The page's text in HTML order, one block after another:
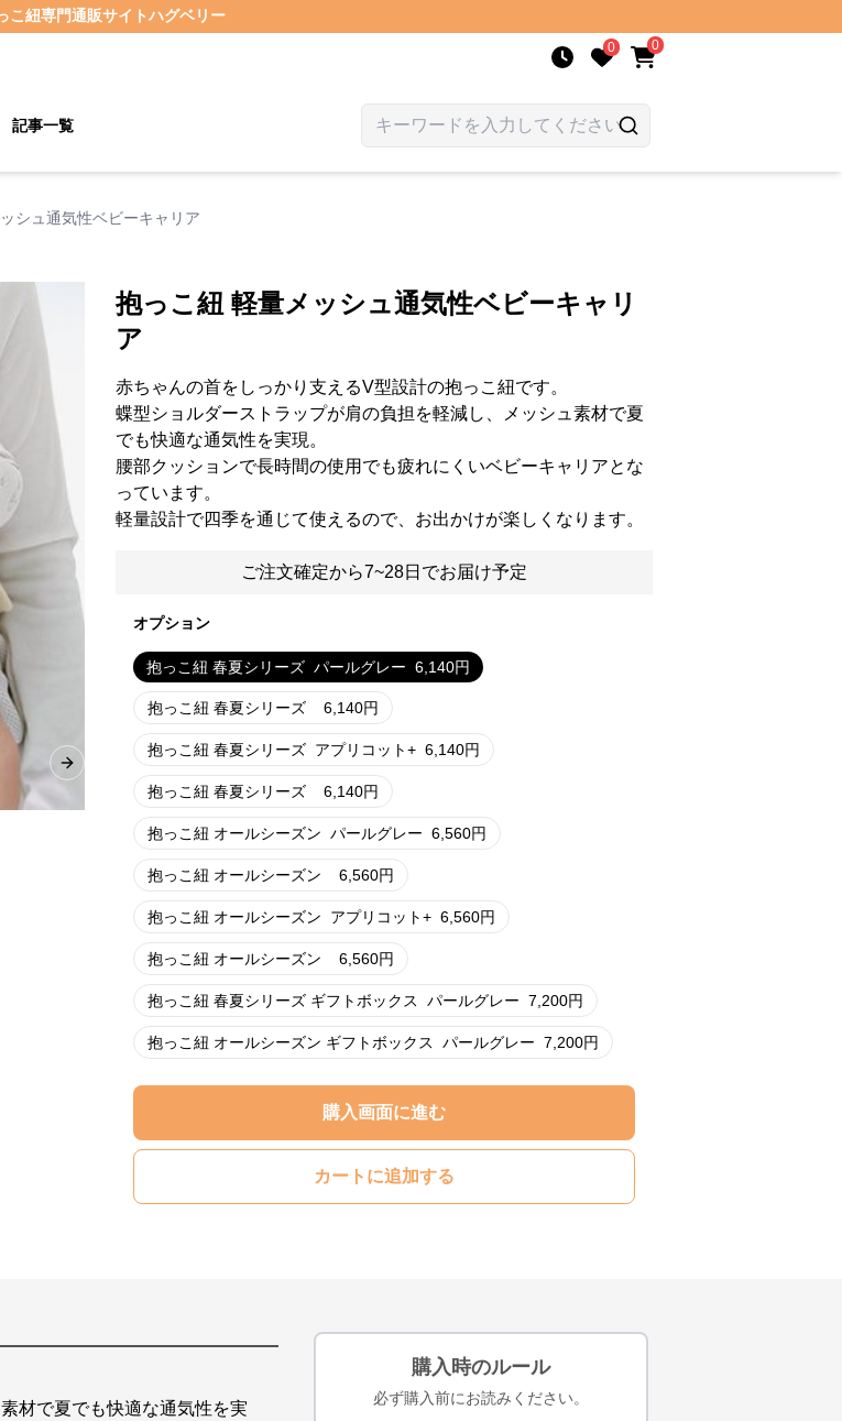
こ紐専門通販サイトハグベリー
0 0
記事一覧
シュ通気性ベビーキャリア
Next slide
抱っこ紐 軽量メッシュ通気性ベビーキャリ
ア
赤ちゃんの首をしっかり支えるV型設計の抱っこ紐です。
蝶型ショルダーストラップが肩の負担を軽減し、メッシュ素材で夏
でも快適な通気性を実現。
腰部クッションで長時間の使用でも疲れにくいベビーキャリアとな
っています。
軽量設計で四季を通じて使えるので、お出かけが楽しくなります。
ご注文確定から7~28日でお届け予定
オプション
抱っこ紐 春夏シリーズ パールグレー 6,140円
抱っこ紐 春夏シリーズ 6,140円
抱っこ紐 春夏シリーズ アプリコット+ 6,140円
抱っこ紐 春夏シリーズ 6,140円
抱っこ紐 オールシーズン パールグレー 6,560円
抱っこ紐 オールシーズン 6,560円
抱っこ紐 オールシーズン アプリコット+ 6,560円
抱っこ紐 オールシーズン 6,560円
抱っこ紐 春夏シリーズ ギフトボックス パールグレー 7,200円
抱っこ紐 オールシーズン ギフトボックス パールグレー 7,200円
購入画面に進む
カートに追加する
材で夏でも快適な通気性を実
購入時のルール
必ず購入前にお読みください。